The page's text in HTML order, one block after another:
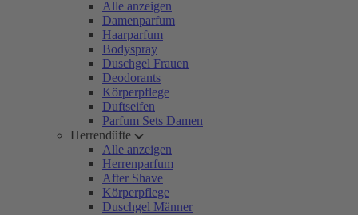
Alle anzeigen
Damenparfum
Haarparfum
Bodyspray
Duschgel Frauen
Deodorants
Körperpflege
Duftseifen
Parfum Sets Damen
Herrendüfte
Alle anzeigen
Herrenparfum
After Shave
Körperpflege
Duschgel Männer